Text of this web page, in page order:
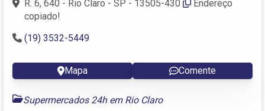
R. 6, 640 - Rio Claro - SP - 13505-430
Endereço
copiado!
(19) 3532-5449
Mapa Comente
Supermercados 24h em Rio Claro